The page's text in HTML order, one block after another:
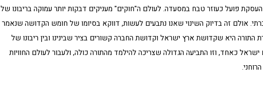
פועל כעוזר טבח במסעדה. לעולם ה"חוקים" מעניקים דבקות יותר עמוקה בריבונו של
אולם זה בדיוק השינוי שאנו נתבעים לעשות, דווקא בסיומו של חומש הקדושה שנאמר
התורה היא שקדושת ארץ ישראל וקדושת החברה קשורים בציר שבינינו ובין ריבונו של
ישראל כאחד, וזו התביעה הגדולה שצריכה להילמד מהתורה כולה, ולעבור לעולם החוויות